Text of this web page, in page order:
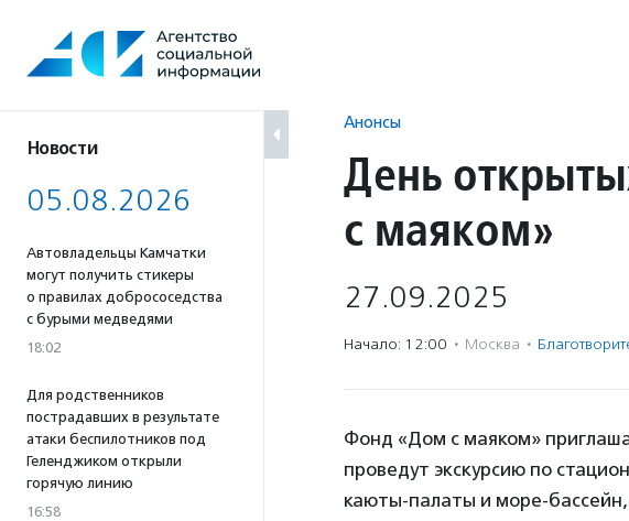
содержанию
Новости
05.08.2026
Автовладельцы Камчатки
могут получить стикеры
о правилах добрососедства
с бурыми медведями
18:02
Для родственников
пострадавших в результате
атаки беспилотников под
Геленджиком открыли
горячую линию
16:58
Анонсы
День
с маяком»
27.09.2025
Начало: 12:00 · Москва ·
Фонд «Дом с маяком»
проведут экскурсию по
каюты-палаты и море-бассейн,